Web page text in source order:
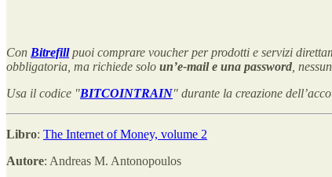
Con Bitrefillpuoi comprare voucher per prodotti e servizi
obbligatoria, ma richiede solo un’e-mail e una password ,
Usa il codice "BITCOINTRAIN" durante la creazione
Libro: The Internet of Money, volume 2
Autore: Andreas M. Antonopoulos